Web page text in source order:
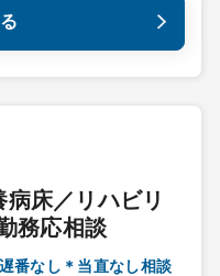
病床／リハビリ
務応相談
番なし＊当直なし相談